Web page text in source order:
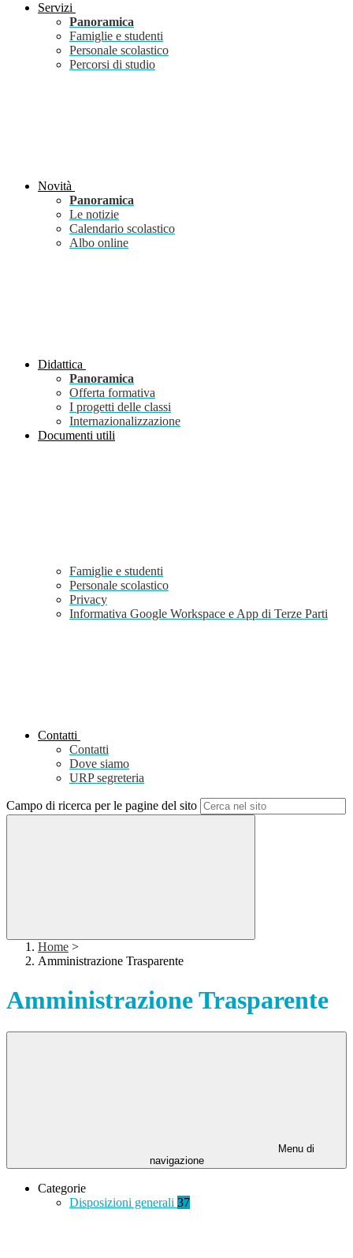
Servizi
Panoramica
Famiglie e studenti
Personale scolastico
Percorsi di studio
Novità
Panoramica
Le notizie
Calendario scolastico
Albo online
Didattica
Panoramica
Offerta formativa
I progetti delle classi
Internazionalizzazione
Documenti utili
Famiglie e studenti
Personale scolastico
Privacy
Informativa Google Workspace e App di Terze Parti
Contatti
Contatti
Dove siamo
URP segreteria
Campo di ricerca per le pagine del sito
Home >
Amministrazione Trasparente
Amministrazione Trasparente
Menu di
navigazione
Categorie
Disposizioni generali 37